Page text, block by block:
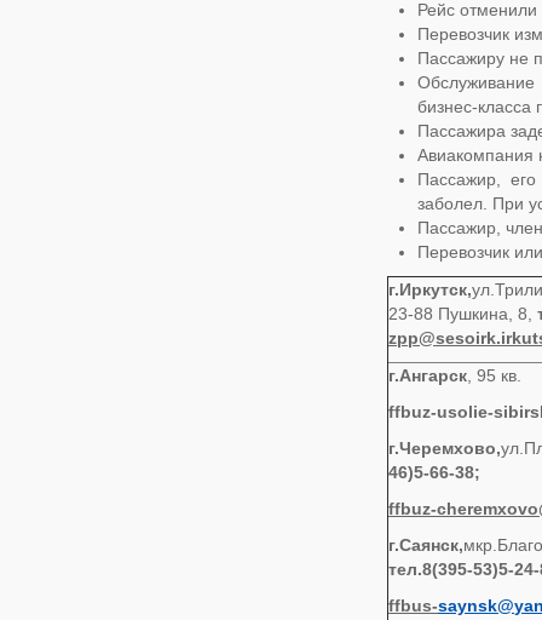
Рейс
Перевозчик
Пассажиру не
Обслуживание
бизнес-класса
Пассажира
Авиакомпания
Пассажир,
заболел. При
Пассажир,
Перевозчик
г.Иркутск,
23-88 Пушкина, 8,
zpp@sesoirk.
г.Ангарск, 95 кв.
ffbuz-usolie-
г.Черемхово,
46)5-66-38;
ffbuz-cheremxovo
г.Саянск,
тел.8(395-53)5-
ffbus-saynsk@